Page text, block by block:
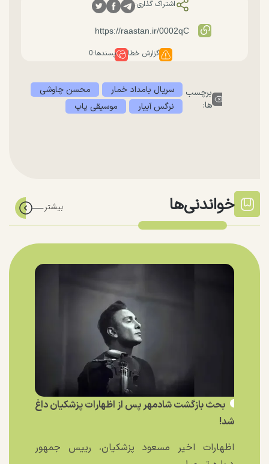
اشتراک گذاری:
گزارش خطا پسندها:0
برچسب
ها:
سریال بامداد خمار
محسن چاوشی
نرگس آبیار
موسیقی پاپ
خواندنی‌ها
بحث بازگشت شادمهر پس از اظهارات پزشکیان داغ
شد!
اظهارات اخیر مسعود پزشکیان، رییس جمهور